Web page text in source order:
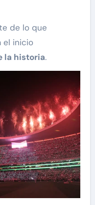
de lo que
el inicio
la historia.